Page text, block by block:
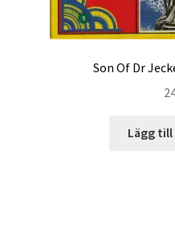
Son Of Dr
Lägg